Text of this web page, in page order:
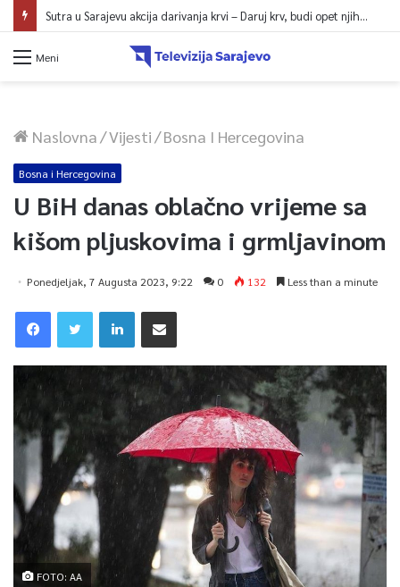
Sutra u Sarajevu akcija darivanja krvi – Daruj krv, budi opet njihov heroj
Meni
Naslovna/Vijesti/Bosna I Hercegovina
Bosna i Hercegovina
U BiH danas oblačno vrijeme sa
kišom pljuskovima i grmljavinom
Ponedjeljak, 7 Augusta 2023, 9:22 0 132 Less than a minute
FOTO: AA